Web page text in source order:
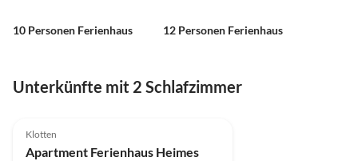
10 Personen Ferienhaus 12 Personen Ferienhaus
Unterkünfte mit 2 Schlafzimmer
Klotten
Apartment Ferienhaus Heimes